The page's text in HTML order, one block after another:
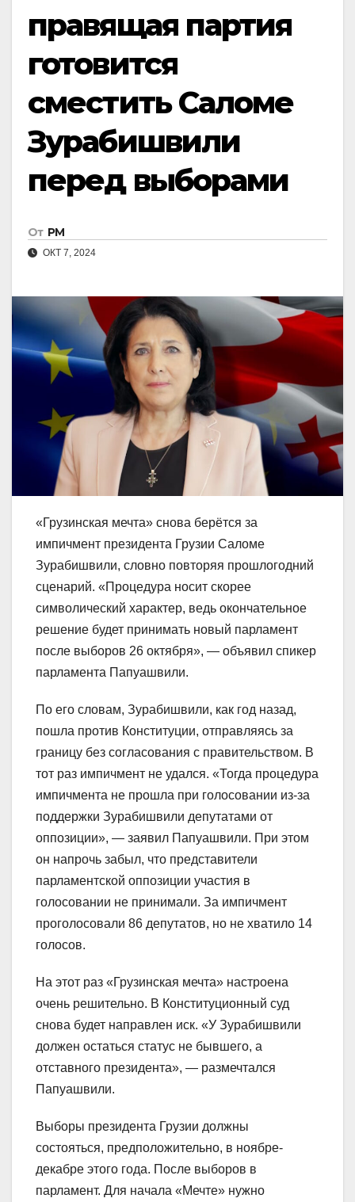
правящая партия
готовится
сместить Саломе
Зурабишвили
перед выборами
От РМ
ОКТ 7, 2024
«Грузинская мечта» снова берётся за
импичмент президента Грузии Саломе
Зурабишвили, словно повторяя прошлогодний
сценарий. «Процедура носит скорее
символический характер, ведь окончательное
решение будет принимать новый парламент
после выборов 26 октября», — объявил спикер
парламента Папуашвили.
По его словам, Зурабишвили, как год назад,
пошла против Конституции, отправляясь за
границу без согласования с правительством. В
тот раз импичмент не удался. «Тогда процедура
импичмента не прошла при голосовании из-за
поддержки Зурабишвили депутатами от
оппозиции», — заявил Папуашвили. При этом
он напрочь забыл, что представители
парламентской оппозиции участия в
голосовании не принимали. За импичмент
проголосовали 86 депутатов, но не хватило 14
голосов.
На этот раз «Грузинская мечта» настроена
очень решительно. В Конституционный суд
снова будет направлен иск. «У Зурабишвили
должен остаться статус не бывшего, а
отставного президента», — размечтался
Папуашвили.
Выборы президента Грузии должны
состояться, предположительно, в ноябре-
декабре этого года. После выборов в
парламент. Для начала «Мечте» нужно